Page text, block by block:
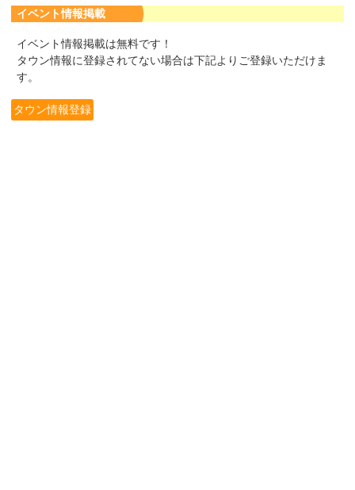
イベント情報掲載
イベント情報掲載は無料です！
タウン情報に登録されてない場合は下記よりご登録いただけま
す。
タウン情報登録